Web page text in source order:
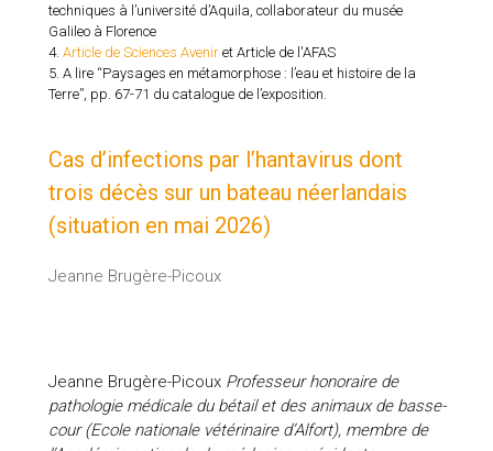
techniques à l’université d’Aquila, collaborateur du musée
Galileo à Florence
4. Article de Sciences Aveniret Article de l'AFAS
5. A lire “Paysages en métamorphose : l’eau et histoire de la
Terre”, pp. 67-71 du catalogue de l’exposition.
Cas d’infections par l’hantavirus dont
trois décès sur un bateau néerlandais
(situation en mai 2026)
Jeanne Brugère-Picoux
Jeanne Brugère-Picoux Professeur honoraire de
pathologie médicale du bétail et des animaux de basse-
cour (Ecole nationale vétérinaire d’Alfort), membre de